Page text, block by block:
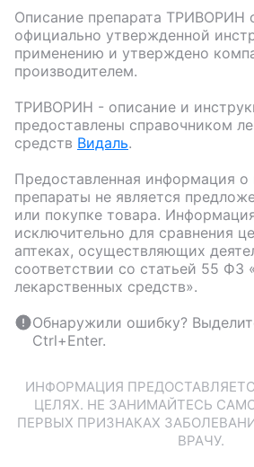
Описание препарата ТРИВОРИН
официально утвержденной
применению и утверждено
производителем.
ТРИВОРИН - описание и
предоставлены справочником
средств Видаль.
Предоставленная информация о
препараты не является
или покупке товара.
исключительно для сравнения
аптеках, осуществляющих
соответствии со статьей 55 ФЗ
лекарственных средств».
Обнаружили ошибку?
Ctrl+Enter.
ИНФОРМАЦИЯ
ЦЕЛЯХ. НЕ ЗАНИМАЙТЕСЬ
ПЕРВЫХ ПРИЗНАКАХ
ВРАЧУ.